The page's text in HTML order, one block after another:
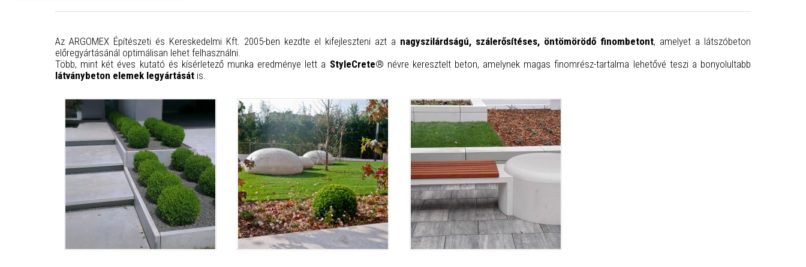
Az ARGOMEX Építészeti és Kereskedelmi Kft. 2005-ben kezdte el kifejleszteni azt a nagyszilárdságú, szálerősítéses, öntömörödő finombetont, amelyet a látszóbeton
előregyártásánál optimálisan lehet felhasználni.
Több, mint két éves kutató és kísérletező munka eredménye lett a StyleCrete® névre keresztelt beton, amelynek magas finomrész-tartalma lehetővé teszi a bonyolultabb
látványbeton elemek legyártását is.